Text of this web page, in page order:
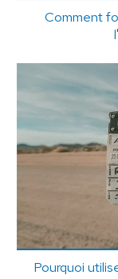
Comment
Pourquoi